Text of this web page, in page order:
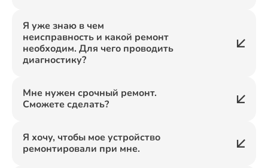
Я уже знаю в чем
неисправность и какой ремонт
необходим. Для чего проводить
диагностику?
Мне нужен срочный ремонт.
Сможете сделать?
Я хочу, чтобы мое устройство
ремонтировали при мне.